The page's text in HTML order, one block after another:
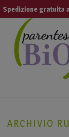
ARCHIVIO
Spedizione gratuita